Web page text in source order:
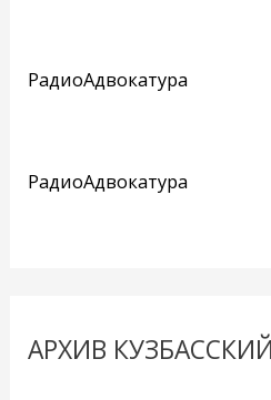
РадиоАдвокатура
РадиоАдвокатура
АРХИВ